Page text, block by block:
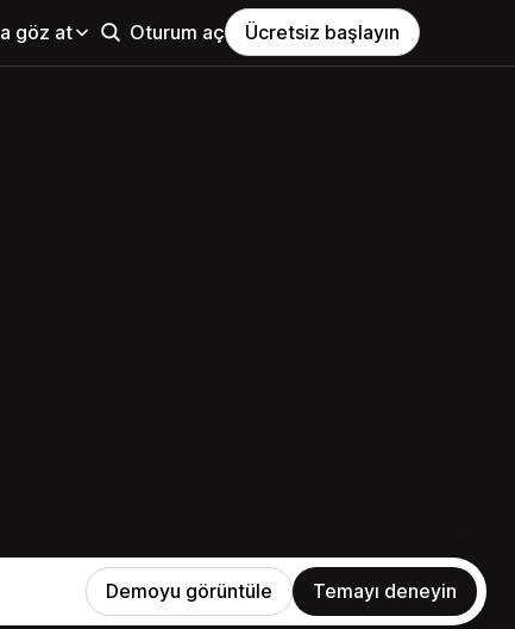
göz at Oturum aç Ücretsiz başlayın
Demoyu görüntüle Temayı deneyin